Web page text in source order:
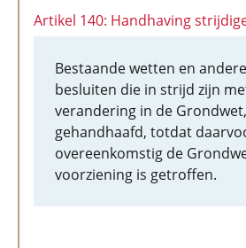
Artikel 140: Handhaving
Bestaande wetten en
besluiten die in strijd zijn
verandering in de
gehandhaafd, totdat
overeenkomstig de
voorziening is getroffen.